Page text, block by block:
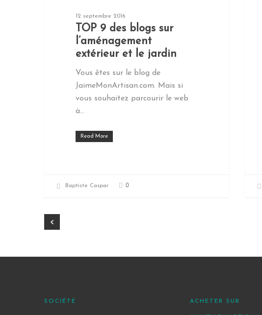
12 septembre 2016
TOP 9 des blogs sur
l’aménagement
extérieur et le jardin
Vous êtes sur le blog de
JaimeMonArtisan.com. Mais si
vous souhaitez parcourir le web
à…
Read More
Baptiste Caspar 0
SOCIÉTÉ ACHETER SUR